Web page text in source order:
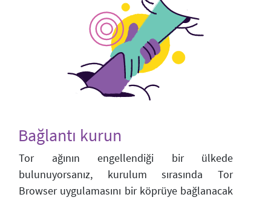
Bağlantı kurun
Tor ağının engellendiği bir ülkede
bulunuyorsanız, kurulum sırasında Tor
Browser uygulamasını bir köprüye bağlanacak